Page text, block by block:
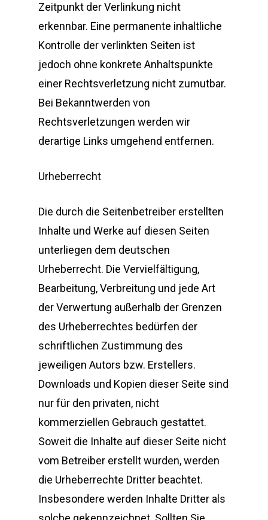
Zeitpunkt der Verlinkung nicht
erkennbar. Eine permanente inhaltliche
Kontrolle der verlinkten Seiten ist
jedoch ohne konkrete Anhaltspunkte
einer Rechtsverletzung nicht zumutbar.
Bei Bekanntwerden von
Rechtsverletzungen werden wir
derartige Links umgehend entfernen.
Urheberrecht
Die durch die Seitenbetreiber erstellten
Inhalte und Werke auf diesen Seiten
unterliegen dem deutschen
Urheberrecht. Die Vervielfältigung,
Bearbeitung, Verbreitung und jede Art
der Verwertung außerhalb der Grenzen
des Urheberrechtes bedürfen der
schriftlichen Zustimmung des
jeweiligen Autors bzw. Erstellers.
Downloads und Kopien dieser Seite sind
nur für den privaten, nicht
kommerziellen Gebrauch gestattet.
Soweit die Inhalte auf dieser Seite nicht
vom Betreiber erstellt wurden, werden
die Urheberrechte Dritter beachtet.
Insbesondere werden Inhalte Dritter als
Für Arbeitgeber
Für Pflegekräfte /